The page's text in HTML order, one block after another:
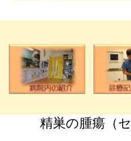
精巣の腫瘍（